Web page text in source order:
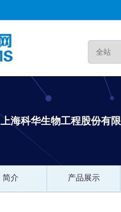
上海科华生物工程股份有
简介 产品展示